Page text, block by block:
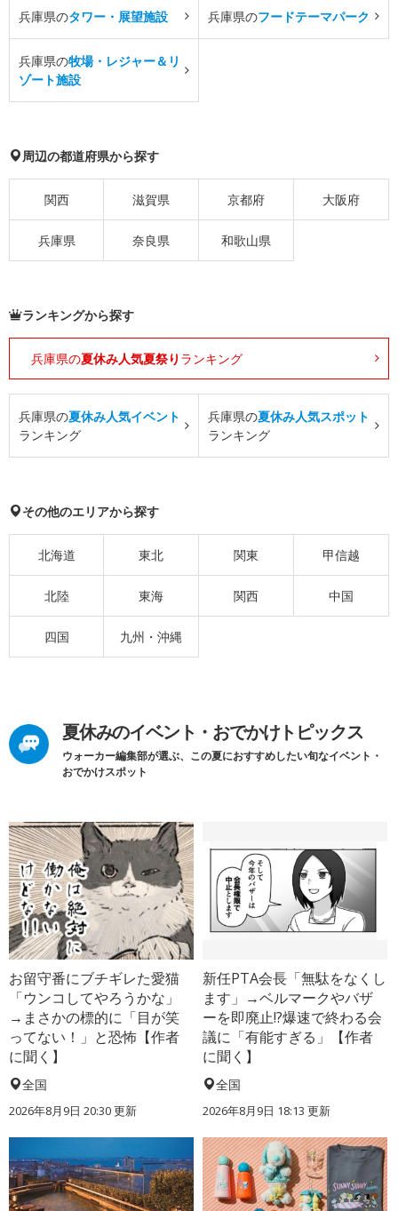
兵庫県のタワー・展望施設 兵庫県のフードテーマパーク
兵庫県の牧場・レジャー＆リ
ゾート施設
周辺の都道府県から探す
関西 滋賀県 京都府 大阪府
兵庫県 奈良県 和歌山県
ランキングから探す
兵庫県の夏休み人気夏祭り ランキング
兵庫県の夏休み人気イベント
ランキング
兵庫県の夏休み人気スポット
ランキング
その他のエリアから探す
北海道 東北 関東 甲信越
北陸 東海 関西 中国
四国 九州・沖縄
夏休みのイベント・おでかけトピックス
ウォーカー編集部が選ぶ、この夏におすすめしたい旬なイベント・
おでかけスポット
お留守番にブチギレた愛猫
「ウンコしてやろうかな」
→まさかの標的に「目が笑
ってない！」と恐怖【作者
に聞く】
全国
2026年8月9日 20:30更新
新任PTA会長「無駄をなくし
ます」→ベルマークやバザ
ーを即廃止!?爆速で終わる会
議に「有能すぎる」【作者
に聞く】
全国
2026年8月9日 18:13 更新